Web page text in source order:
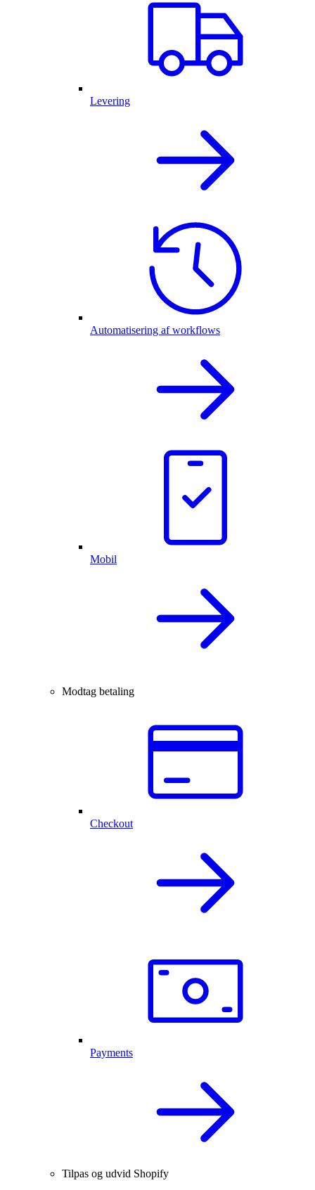
Levering
Automatisering af workflows
Mobil
Modtag betaling
Checkout
Payments
Tilpas og udvid Shopify